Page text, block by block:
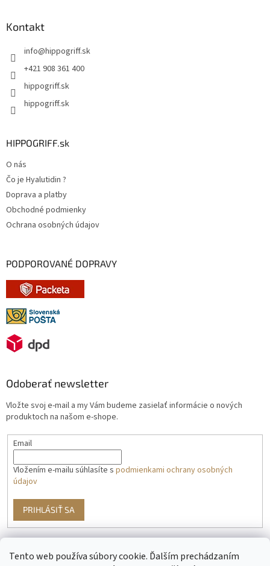
Tento web používa súbory cookie. Ďalším prechádzaním
Kontakt
info@hippogriff.sk
+421 908 361 400
hippogriff.sk
hippogriff.sk
HIPPOGRIFF.sk
O nás
Čo je Hyalutidin ?
Doprava a platby
Obchodné podmienky
Ochrana osobných údajov
PODPOROVANÉ DOPRAVY
Odoberať newsletter
Vložte svoj e-mail a my Vám budeme zasielať informácie o nových
produktoch na našom e-shope.
Email
Vložením e-mailu súhlasíte s podmienkami ochrany osobných
údajov
PRIHLÁSIŤ SA
g